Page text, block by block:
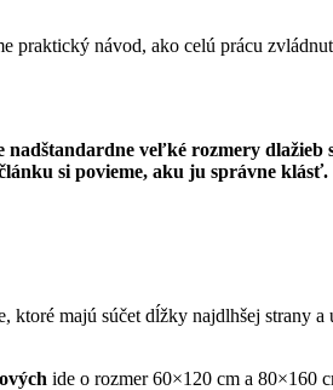
praktický návod, ako celú prácu
veľké rozmery
si povieme, aku ju správne klásť.
majú súčet dĺžky najdlhšej strany
ide o rozmer 60×120 cm a 80×160